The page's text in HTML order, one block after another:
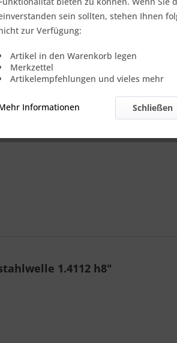
1.4112 h8"
sein sollten, stehen Ihnen
zur Verfügung:
Artikel in den Warenkorb legen
Merkzettel
Artikelempfehlungen und vieles mehr
Informationen Schließen